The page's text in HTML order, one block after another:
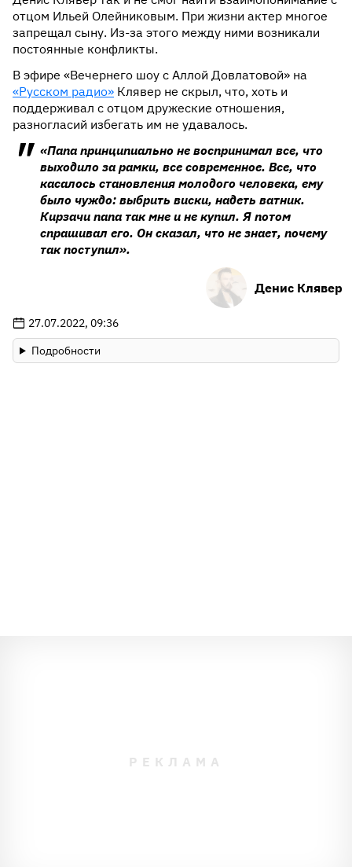
отцом Ильей Олейниковым. При жизни актер многое
запрещал сыну. Из-за этого между ними возникали
постоянные конфликты.
В эфире «Вечернего шоу с Аллой Довлатовой» на
«Русском радио» Клявер не скрыл, что, хоть и
поддерживал с отцом дружеские отношения,
разногласий избегать им не удавалось.
«Папа принципиально не воспринимал все, что
выходило за рамки, все современное. Все, что
касалось становления молодого человека, ему
было чуждо: выбрить виски, надеть ватник.
Кирзачи папа так мне и не купил. Я потом
спрашивал его. Он сказал, что не знает, почему
так поступил».
Денис Клявер
27.07.2022, 09:36
Подробности